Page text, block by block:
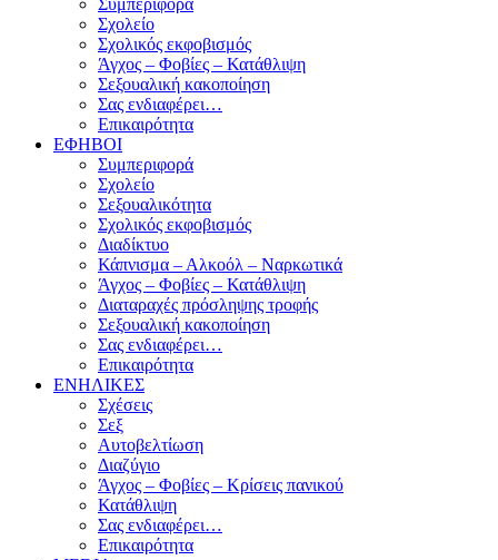
Συμπεριφορά
Σχολείο
Σχολικός εκφοβισμός
Άγχος – Φοβίες – Κατάθλιψη
Σεξουαλική κακοποίηση
Σας ενδιαφέρει…
Επικαιρότητα
ΕΦΗΒΟΙ
Συμπεριφορά
Σχολείο
Σεξουαλικότητα
Σχολικός εκφοβισμός
Διαδίκτυο
Κάπνισμα – Αλκοόλ – Ναρκωτικά
Άγχος – Φοβίες – Κατάθλιψη
Διαταραχές πρόσληψης τροφής
Σεξουαλική κακοποίηση
Σας ενδιαφέρει…
Επικαιρότητα
ΕΝΗΛΙΚΕΣ
Σχέσεις
Σεξ
Αυτοβελτίωση
Διαζύγιο
Άγχος – Φοβίες – Κρίσεις πανικού
Κατάθλιψη
Σας ενδιαφέρει…
Επικαιρότητα